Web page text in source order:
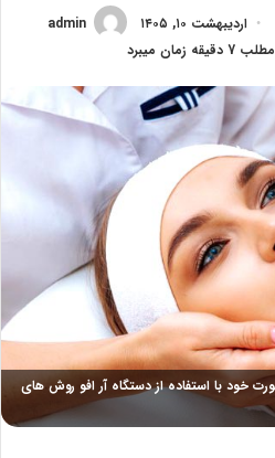
admin
اردیبهشت ۱۰, ۱۴۰۵
میبرد
خود با استفاده از دستگاه آر افو روش هاي